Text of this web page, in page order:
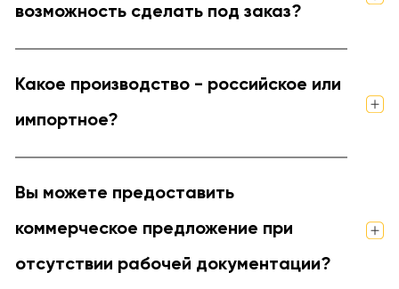
возможность сделать под заказ?
Какое производство - российское или
импортное?
Вы можете предоставить
коммерческое предложение при
отсутствии рабочей документации?